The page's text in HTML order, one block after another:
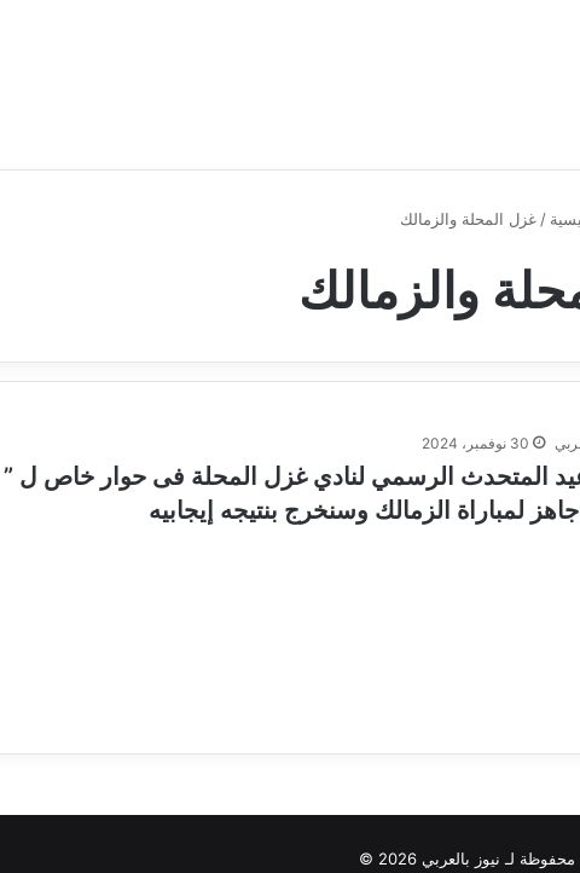
/ غزل المحلة والزمالك
والزمالك
30 نوفمبر، 2024
المتحدث الرسمي لنادي غزل المحلة فى حوار خاص ل ”
جاهز لمباراة الزمالك وسنخرج بنتيجه إيجابيه
لـ نيوز بالعربي 2026 ©